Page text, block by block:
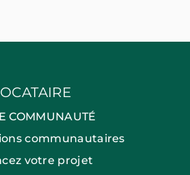
COMMUNAUTÉ
communautaires
votre projet